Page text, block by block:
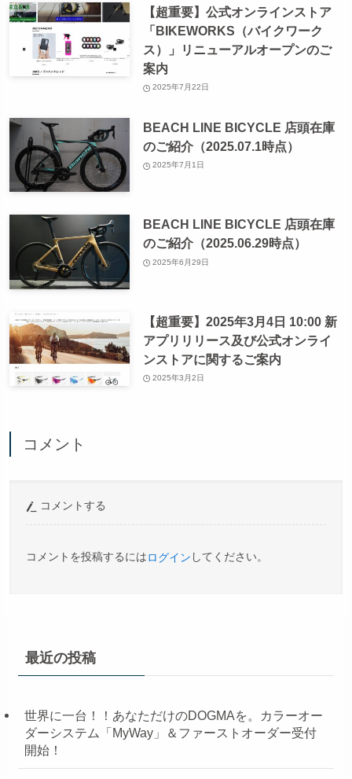
【超重要】公式オンラインストア
「BIKEWORKS（バイクワーク
ス）」リニューアルオープンのご
案内
2025年7月22日
BEACH LINE BICYCLE 店頭在庫
のご紹介（2025.07.1時点）
2025年7月1日
BEACH LINE BICYCLE 店頭在庫
のご紹介（2025.06.29時点）
2025年6月29日
【超重要】2025年3月4日 10:00 新
アプリリリース及び公式オンライ
ンストアに関するご案内
2025年3月2日
コメント
コメントする
コメントを投稿するにはログイン してください。
最近の投稿
世界に一台！！あなただけのDOGMAを。カラーオー
ダーシステム「MyWay」＆ファーストオーダー受付
開始！